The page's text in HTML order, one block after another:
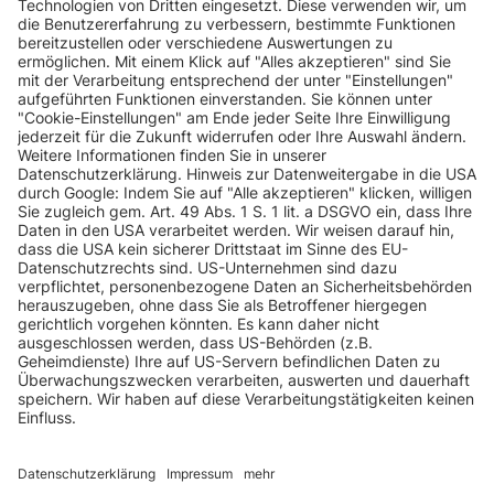
INFORMATIONEN
KUNDENSERVICE
INFORMATIONEN
ZAHLUNGSARTEN
KONTAKT
GEPRÜFTE QUALITÄT